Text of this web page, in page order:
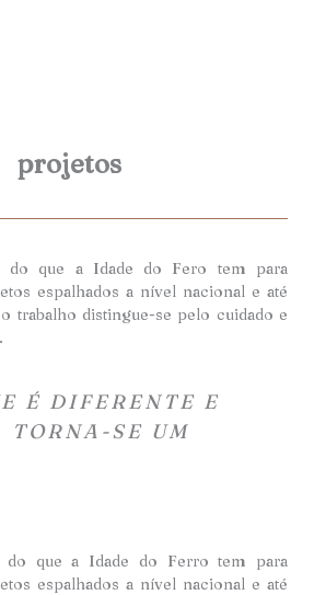
do que a Idade do Ferro tem para
espalhados a nível nacional e até
projetos
do que a Idade do Fero tem para
espalhados a nível nacional e até
trabalho distingue-se pelo cuidado e
É DIFERENTE E
TORNA-SE UM